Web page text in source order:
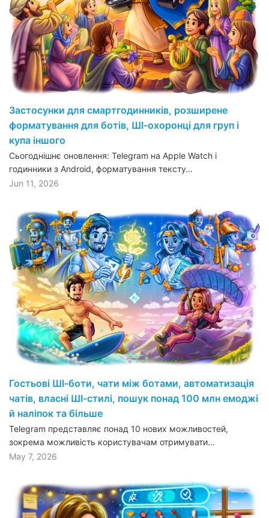
Застосунки для смартгодинників, розширене
форматування для ботів, ШІ-охоронці для груп і
купа іншого
Сьогоднішнє оновлення: Telegram на Apple Watch і
годинники з Android, форматування тексту…
Jun 11, 2026
Гостьові ШІ-боти, чати між ботами, автоматизація
чатів, власні ШІ-стилі, пошук понад 100 млн емоджі
й наліпок та більше
Telegram представляє понад 10 нових можливостей,
зокрема можливість користувачам отримувати…
May 7, 2026